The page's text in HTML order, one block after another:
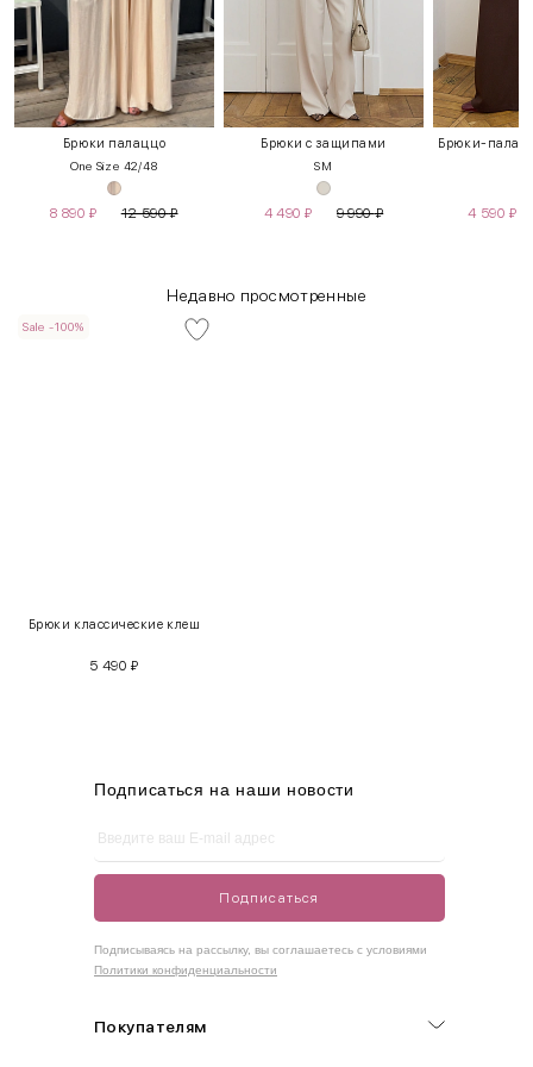
Брюки палаццо
One Size 42/48
8 890 ₽ 12 590₽
Брюки с защипами
SM
4 490 ₽ 9 990₽
Брюки-
4 590 ₽
Недавно просмотренные
Sale -100%
Брюки классические клеш
5 490 ₽
S 42-44
42-50
Как правильно себя обмерить
Измеряется по самым выступающим точкам.
Покупателям
Подписаться на наши новости
Подписаться
Подписываясь на рассылку, вы соглашаетесь с условиями
Политики конфиденциальности